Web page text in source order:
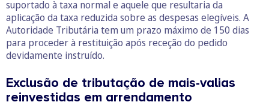
suportado à taxa normal e aquele que resultaria da
aplicação da taxa reduzida sobre as despesas elegíveis. A
Autoridade Tributária tem um prazo máximo de 150 dias
para proceder à restituição após receção do pedido
devidamente instruído.
Exclusão de tributação de mais-valias
reinvestidas em arrendamento